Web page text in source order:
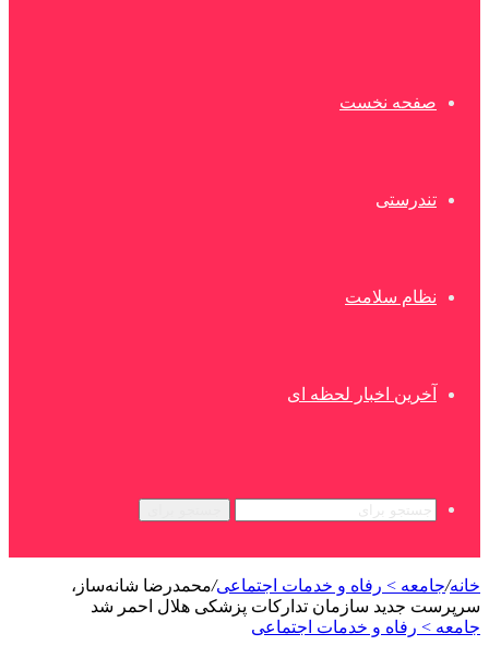
صفحه نخست
تندرستی
نظام سلامت
آخرین اخبار لحظه ای
خانه/جامعه > رفاه و خدمات اجتماعی/محمدرضا شانه‌ساز،
سرپرست جدید سازمان تدارکات پزشکی هلال احمر شد
جامعه > رفاه و خدمات اجتماعی